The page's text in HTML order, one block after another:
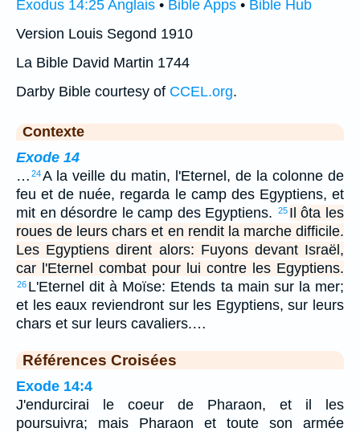
Exodus 14:25 Anglais • Bible Apps • Bible Hub
Version Louis Segond 1910
La Bible David Martin 1744
Darby Bible courtesy of CCEL.org.
Contexte
Exode 14
… 24A la veille du matin, l'Eternel, de la colonne de
feu et de nuée, regarda le camp des Egyptiens, et
mit en désordre le camp des Egyptiens.
25 Il ôta les
roues de leurs chars et en rendit la marche difficile.
Les Egyptiens dirent alors: Fuyons devant Israël,
car l'Eternel combat pour lui contre les Egyptiens.
26 L'Eternel dit à Moïse: Etends ta main sur la mer;
et les eaux reviendront sur les Egyptiens, sur leurs
chars et sur leurs cavaliers.…
Références Croisées
Exode 14:4
J'endurcirai le coeur de Pharaon, et il les
poursuivra; mais Pharaon et toute son armée